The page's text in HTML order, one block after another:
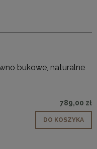
bukowe, naturalne
789,00 zł
DO KOSZYKA